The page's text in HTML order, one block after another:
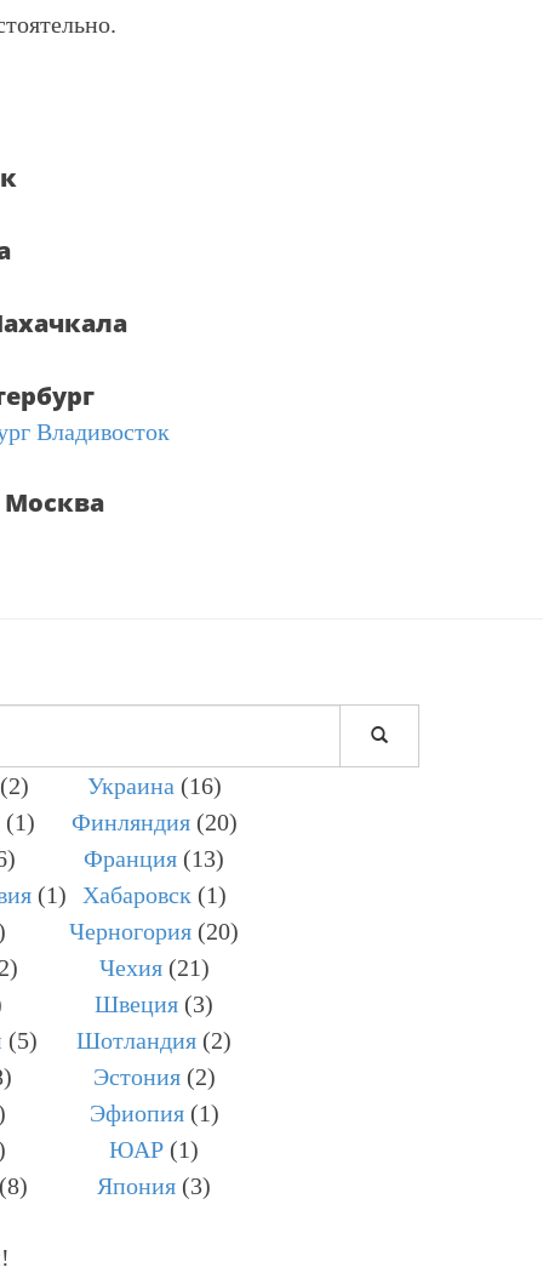
(2) Украина (16)
(1)
Финляндия (20)
Франция (13)
(1) Хабаровск (1)
Черногория (20)
Чехия (21)
Швеция (3)
(5) Шотландия (2)
Эстония (2)
Эфиопия (1)
ЮАР (1)
Япония (3)